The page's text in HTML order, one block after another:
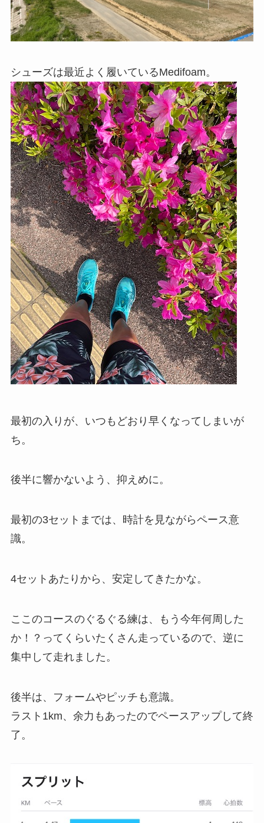
シューズは最近よく履いているMedifoam。
最初の入りが、いつもどおり早くなってしまいが
ち。
後半に響かないよう、抑えめに。
最初の3セットまでは、時計を見ながらペース意
識。
4セットあたりから、安定してきたかな。
ここのコースのぐるぐる練は、もう今年何周した
か！？ってくらいたくさん走っているので、逆に
集中して走れました。
後半は、フォームやピッチも意識。
ラスト1km、余力もあったのでペースアップして終
了。